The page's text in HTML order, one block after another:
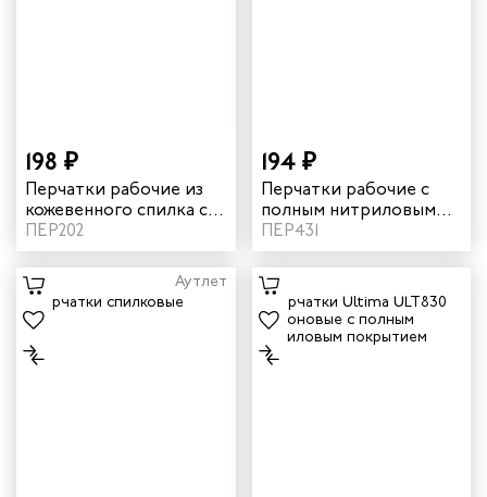
198 ₽
Перчатки рабочие из
кожевенного спилка с
вставками из плотного
хлопка, тип Ангара
ПЕР202
194 ₽
Перчатки рабочие с
полным нитриловым
покрытием манжета
крага цвет синий
ПЕР431
Аутлет